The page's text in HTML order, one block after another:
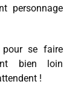
personnage
pour se faire
bien loin
!